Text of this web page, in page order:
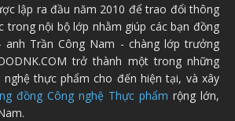
lập ra đầu năm 2010 để trao đổi thông
trong nội bộ lớp nhằm giúp các bạn đồng
Trần Công Nam - chàng lớp trưởng
trở thành một trong những
thực phẩm cho đến hiện tại, và xây
đồng Công nghệ Thực phẩm rộng lớn,